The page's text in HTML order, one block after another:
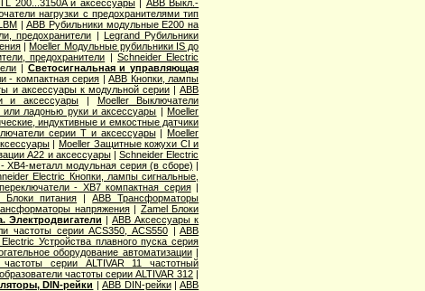
200...3150A и аксессуары| ABB Выкл.-
нагрузки с предохранителями тип
|ABB Рубильники модульные E200 на
предохранители | Legrand Рубильники
|Moeller Модульные рубильники IS до
предохранители | Schneider Electric
| Светосигнальная и управляющая
- компактная серия |ABB Кнопки, лампы
и аксессуары к модульной серии|ABB
и аксессуары | Moeller Выключатели
ладонью руки и аксессуары |Moeller
индуктивные и емкостные датчики
серии T и аксессуары|Moeller
| Moeller Защитные кожухи CI и
А22 и аксессуары|Schneider Electric
XB4-металл модульная серия (в сборе) |
Electric Кнопки, лампы сигнальные,
- XB7 компактная серия|
Блоки питания |ABB Трансформаторы
напряжения| Zamel Блоки
Электродвигатели |ABB Аксессуары к
частоты серии ACS350, ACS550|ABB
Устройства плавного пуска серия
оборудование автоматизации|
серии ALTIVAR 11 частотный
частоты серии ALTIVAR 312 |
DIN-рейки |ABB DIN-рейки|ABB